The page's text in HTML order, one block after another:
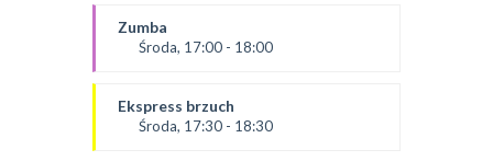
Żaneta
SALA 1
Zumba
Środa, 17:00 - 18:00
Ola P
*Zajęcia dla dorosłych i dzieci
Ekspress brzuch
Środa, 17:30 - 18:30